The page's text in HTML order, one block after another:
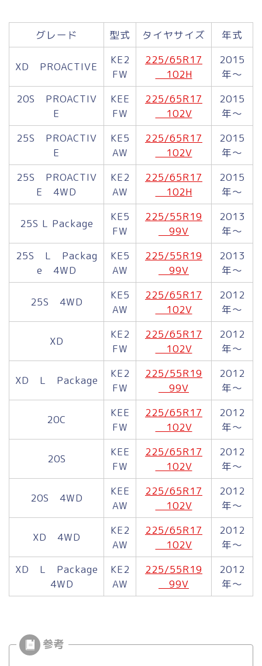
グレード 型式 タイヤサイズ 年式
XD PROACTIVE
KE2
FW
225/65R17
102H
2015
年～
20S PROACTIV
E
KEE
FW
225/65R17
102V
2015
年～
25S PROACTIV
E
KE5
AW
225/65R17
102V
2015
年～
25S PROACTIV
E 4WD
KE2
AW
225/65R17
102H
2015
年～
25S L Package
KE5
FW
225/55R19
99V
2013
年～
25S L Packag
e 4WD
KE5
AW
225/55R19
99V
2013
年～
25S 4WD
KE5
AW
225/65R17
102V
2012
年～
XD
KE2
FW
225/65R17
102V
2012
年～
XD L Package
KE2
FW
225/55R19
99V
2012
年～
20C
KEE
FW
225/65R17
102V
2012
年～
20S
KEE
FW
225/65R17
102V
2012
年～
20S 4WD
KEE
AW
225/65R17
102V
2012
年～
XD 4WD
KE2
AW
225/65R17
102V
2012
年～
XD L Package
4WD
KE2
AW
225/55R19
99V
2012
年～